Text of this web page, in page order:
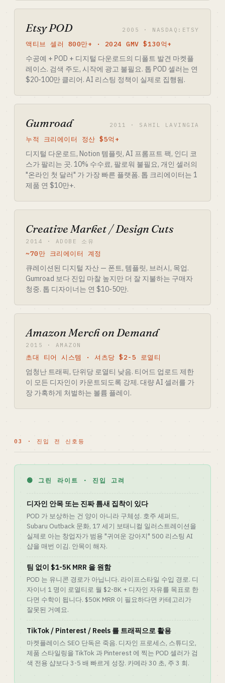
Etsy POD 2005 · NASDAQ:ETSY
액티브 셀러 800만+ · 2024 GMV $130억+
수공예 + POD + 디지털 다운로드의 디폴트 발견 마켓플
레이스. 검색 주도, 시작에 광고 불필요. 톱 POD 셀러는 연
$20-100만 클리어. AI 리스팅 정책이 실제로 집행됨.
Gumroad 2011 · SAHIL LAVINGIA
누적 크리에이터 정산 $5억+
디지털 다운로드, Notion 템플릿, AI 프롬프트 팩, 인디 코
스가 팔리는 곳. 10% 수수료, 팔로워 불필요, 개인 셀러의
"온라인 첫 달러" 가 가장 빠른 플랫폼. 톱 크리에이터는 1
제품 연 $10만+.
Creative Market / Design Cuts
2014 · ADOBE 소유
~70만 크리에이터 계정
큐레이션된 디지털 자산 — 폰트, 템플릿, 브러시, 목업.
Gumroad 보다 진입 마찰 높지만 더 잘 지불하는 구매자
청중. 톱 디자이너는 연 $10-50만.
Amazon Merch on Demand
2015 · AMAZON
초대 티어 시스템 · 셔츠당 $2-5 로열티
엄청난 트래픽, 단위당 로열티 낮음. 티어드 업로드 제한
이 모든 디자인이 카운트되도록 강제. 대량 AI 셀러를 가
장 가혹하게 처벌하는 볼륨 플레이.
03 · 진입 전 신호등
🟢 그린 라이트 · 진입 고려
디자인 안목 또는 진짜 틈새 집착이 있다
POD 가 보상하는 건 양이 아니라 구체성. 호주 셰퍼드,
Subaru Outback 문화, 17 세기 보태니컬 일러스트레이션을
실제로 아는 창업자가 범용 "귀여운 강아지" 500 리스팅 AI
샵을 매번 이김. 안목이 해자.
팀 없이 $1-5K MRR 을 원함
POD 는 유니콘 경로가 아닙니다. 라이프스타일 수입 경로. 디
자이너 1 명이 로열티로 월 $2-8K + 디자인 자유를 목표로 한
다면 수학이 됩니다. $50K MRR 이 필요하다면 카테고리가
잘못된 거예요.
TikTok / Pinterest / Reels 를 트래픽으로 활용
마켓플레이스 SEO 단독은 죽음. 디자인 프로세스, 스튜디오,
제품 스타일링을 TikTok 과 Pinterest 에 찍는 POD 셀러가 검
색 전용 샵보다 3-5 배 빠르게 성장. 카메라 30 초, 주 3 회.